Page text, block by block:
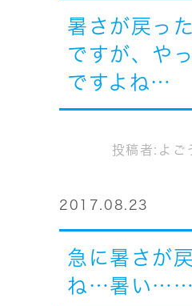
暑さが戻っ
ですが、や
ですよね…
投稿者: よご
2017.08.23
急に暑さが
ね…暑い……